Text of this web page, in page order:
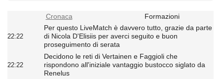
Cronaca Formazioni
22:22
Per questo LiveMatch è davvero tutto, grazie da parte
di Nicola D'Elisiis per averci seguito e buon
proseguimento di serata
22:22
Decidono le reti di Vertainen e Faggioli che
rispondono all'iniziale vantaggio bustocco siglato da
Renelus